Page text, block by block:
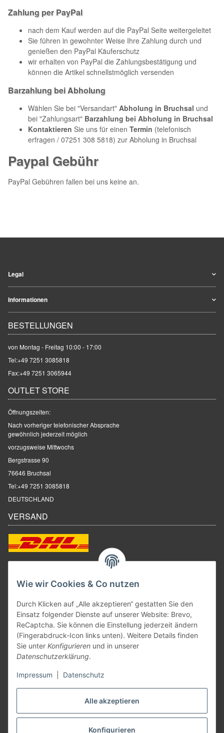
Alle akzeptieren
Konfigurieren
Wie wir Cookies & Co nutzen
Durch Klicken auf „Alle akzeptieren“ gestatten Sie den
Einsatz folgender Dienste auf unserer Website: Brevo,
ReCaptcha. Sie können die Einstellung jederzeit ändern
(Fingerabdruck-Icon links unten). Weitere Details finden
Sie unter Konfigurieren und in unserer
Datenschutzerklärung.
Impressum Datenschutz
Zahlung per PayPal
nach dem Kauf werden auf die PayPal Seite weitergeleitet
Sie führen in gewohnter Weise Ihre Zahlung durch und
genießen den PayPal Käuferschutz
wir erhalten von PayPal die Zahlungsbestätigung und
können die Artikel schnellstmöglich versenden
Barzahlung bei Abholung
Wählen Sie bei "Versandart" Abholung in Bruchsal und
bei "Zahlungsart" Barzahlung bei Abholung in Bruchsal
Kontaktieren Sie uns für einen Termin (telefonisch
erfragen / 07251 308 5818) zur Abholung in Bruchsal
Paypal Gebühr
PayPal Gebühren fallen bei uns keine an.
Legal
Informationen
BESTELLUNGEN
von Montag - Freitag 10:00 - 17:00
Tel:+49 7251 3085818
Fax:+49 7251 3065944
OUTLET STORE
Öffnungszeiten:
Nach vorheriger telefonischer Absprache
gewöhnlich jederzeit möglich
vorzugsweise Mittwochs
Bergstrasse 90
76646 Bruchsal
Tel:+49 7251 3085818
DEUTSCHLAND
VERSAND
ZAHLUNGSARTEN
Vertrag widerrufen